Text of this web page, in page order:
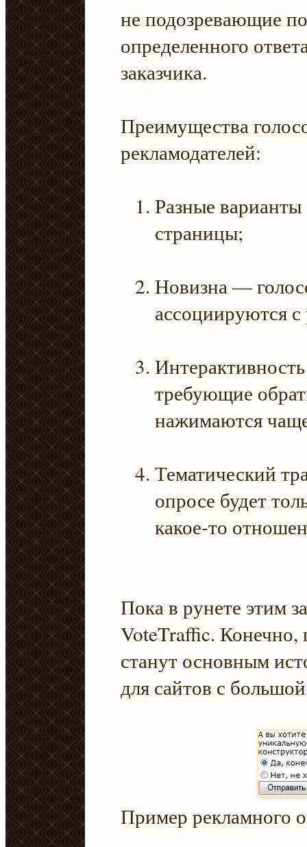
не подозревающие
определенного
заказчика.
Преимущества
рекламодателей:
Разные
страницы;
Новизна —
ассоциируются
требующие
нажимаются
Тематический
опросе будет
какое-то
Пока в рунете этим
VoteTraffic. Конечно,
станут основным
для сайтов с
Пример рекламного